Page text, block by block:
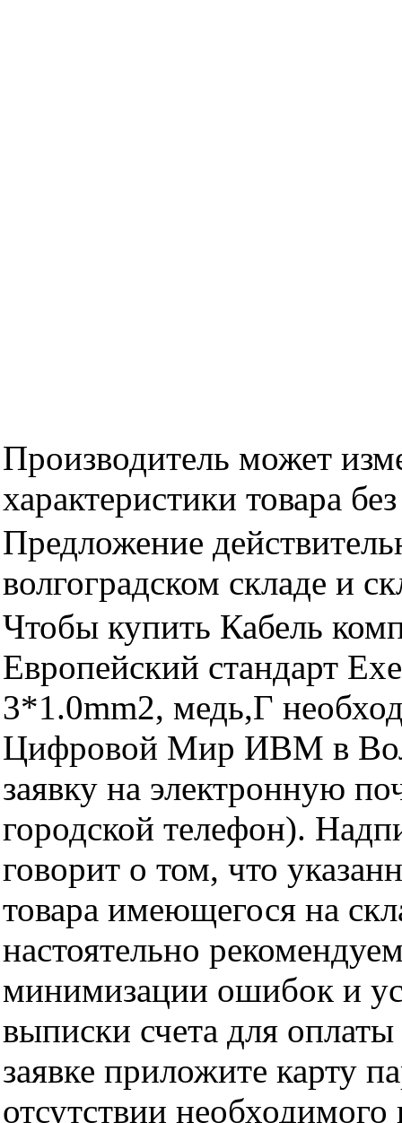
Производитель может
характеристики товара
Предложение
волгоградском складе и
Чтобы купить Кабель
Европейский стандарт
3*1.0mm2, медь,Г
Цифровой Мир ИВМ в
заявку на электронную
городской телефон).
говорит о том, что
товара имеющегося на
настоятельно
минимизации ошибок и
выписки счета для
заявке приложите карту
отсутствии